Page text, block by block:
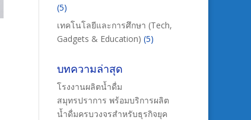
(5)
เทคโนโลยีและการศึกษา (Tech,
Gadgets & Education) (5)
บทความล่าสุด
โรงงานผลิตน้ำดื่ม
สมุทรปราการ พร้อมบริการผลิต
น้ำดื่มครบวงจรสำหรับธุรกิจยุค